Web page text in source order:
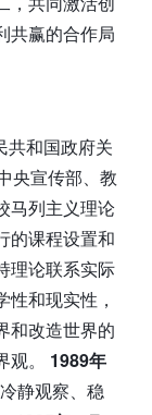
共赢的合作局
共和国政府关
央宣传部、教
马列主义理论
的课程设置和
理论联系实际
和现实性，
和改造世界的
。 1989年
静观察、稳